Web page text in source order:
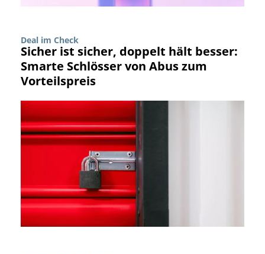
Deal im Check
Sicher ist sicher, doppelt hält besser:
Smarte Schlösser von Abus zum
Vorteilspreis